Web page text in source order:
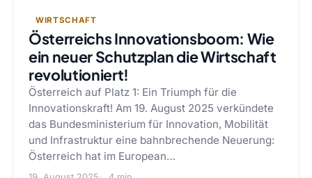
WIRTSCHAFT
Österreichs Innovationsboom: Wie
ein neuer Schutzplan die Wirtschaft
revolutioniert!
Österreich auf Platz 1: Ein Triumph für die
Innovationskraft! Am 19. August 2025 verkündete
das Bundesministerium für Innovation, Mobilität
und Infrastruktur eine bahnbrechende Neuerung:
Österreich hat im European…